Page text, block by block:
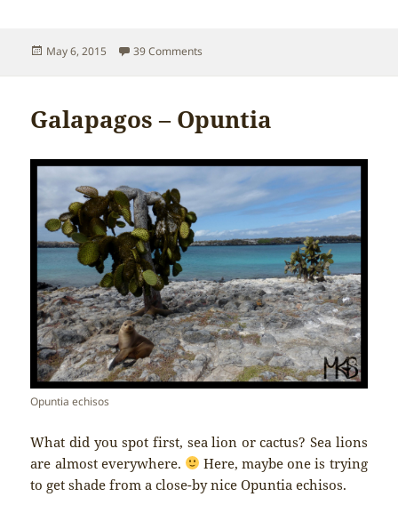
Posted
May 6, 2015 39 Comments
Galapagos – Opuntia
Opuntia echisos
What did you spot first, sea lion or cactus? Sea lions
are almost everywhere.
Here, maybe one is trying
to get shade from a close-by nice Opuntia echisos.